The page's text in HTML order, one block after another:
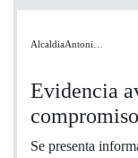
AlcaldiaAntoni…
Evidencia
compromiso
Se presenta